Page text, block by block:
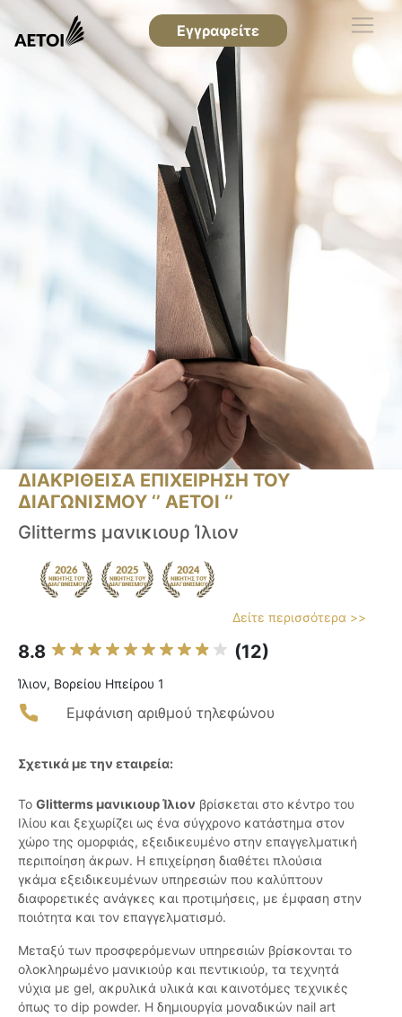
Εγγραφείτε
ΔΙΑΚΡΙΘΕΙΣΑ ΕΠΙΧΕΙΡΗΣΗ ΤΟΥ
ΔΙΑΓΩΝΙΣΜΟΥ ‘’ ΑΕΤΟΙ ‘’
Glitterms μανικιουρ Ίλιον
Δείτε περισσότερα >>
8.8 (12)
Ίλιον, Βορείου Ηπείρου 1
Εμφάνιση αριθμού τηλεφώνου
Σχετικά με την εταιρεία:
Το Glitterms μανικιουρ Ίλιον βρίσκεται στο κέντρο του
Ιλίου και ξεχωρίζει ως ένα σύγχρονο κατάστημα στον
χώρο της ομορφιάς, εξειδικευμένο στην επαγγελματική
περιποίηση άκρων. Η επιχείρηση διαθέτει πλούσια
γκάμα εξειδικευμένων υπηρεσιών που καλύπτουν
διαφορετικές ανάγκες και προτιμήσεις, με έμφαση στην
ποιότητα και τον επαγγελματισμό.
Μεταξύ των προσφερόμενων υπηρεσιών βρίσκονται το
ολοκληρωμένο μανικιούρ και πεντικιούρ, τα τεχνητά
νύχια με gel, ακρυλικά υλικά και καινοτόμες τεχνικές
όπως το dip powder. Η δημιουργία μοναδικών nail art